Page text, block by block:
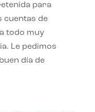
para
cuentas de
todo muy
Le pedimos
día de